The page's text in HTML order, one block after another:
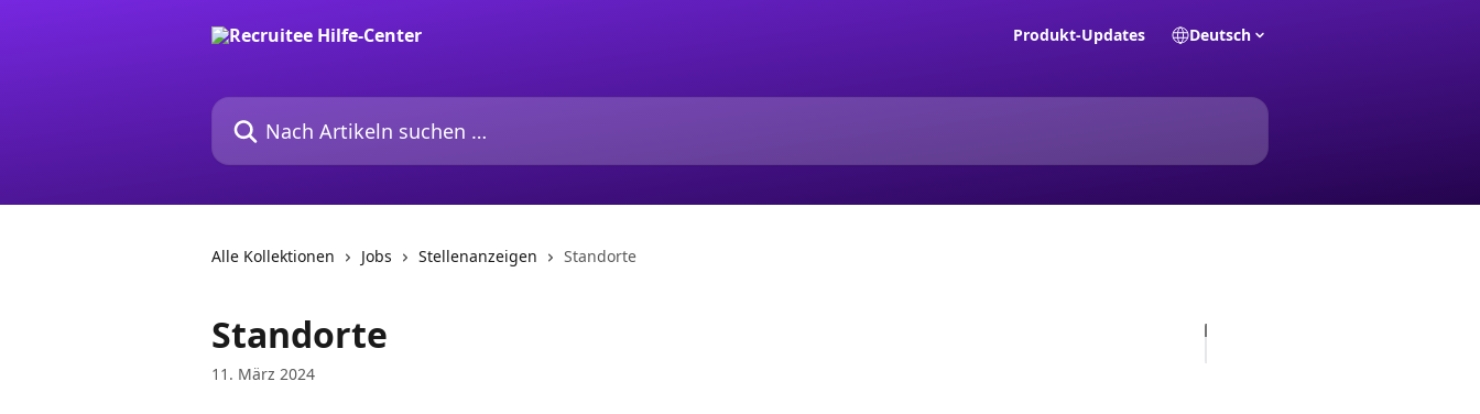
Produkt-Updates Deutsch
Nach Artikeln suchen …
Alle Kollektionen Jobs Stellenanzeigen Standorte
Standorte
11. März 2024